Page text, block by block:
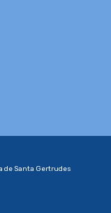
de Santa Gertrudes